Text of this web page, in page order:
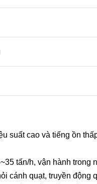
suất cao và tiếng ồn
tấn/h, vận hành trong
cánh quạt, truyền động